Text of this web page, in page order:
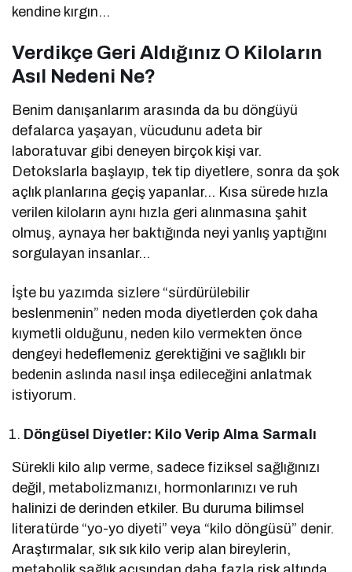
kendine kırgın…
Verdikçe Geri Aldığınız O Kiloların
Asıl Nedeni Ne?
Benim danışanlarım arasında da bu döngüyü
defalarca yaşayan, vücudunu adeta bir
laboratuvar gibi deneyen birçok kişi var.
Detokslarla başlayıp, tek tip diyetlere, sonra da şok
açlık planlarına geçiş yapanlar… Kısa sürede hızla
verilen kiloların aynı hızla geri alınmasına şahit
olmuş, aynaya her baktığında neyi yanlış yaptığını
sorgulayan insanlar…
İşte bu yazımda sizlere “sürdürülebilir
beslenmenin” neden moda diyetlerden çok daha
kıymetli olduğunu, neden kilo vermekten önce
dengeyi hedeflemeniz gerektiğini ve sağlıklı bir
bedenin aslında nasıl inşa edileceğini anlatmak
istiyorum.
Döngüsel Diyetler: Kilo Verip Alma Sarmalı
Sürekli kilo alıp verme, sadece fiziksel sağlığınızı
değil, metabolizmanızı, hormonlarınızı ve ruh
halinizi de derinden etkiler. Bu duruma bilimsel
literatürde “yo-yo diyeti” veya “kilo döngüsü” denir.
Araştırmalar, sık sık kilo verip alan bireylerin,